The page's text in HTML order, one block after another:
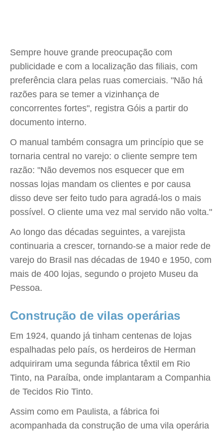
Sempre houve grande preocupação com
publicidade e com a localização das filiais, com
preferência clara pelas ruas comerciais. "Não há
razões para se temer a vizinhança de
concorrentes fortes", registra Góis a partir do
documento interno.
O manual também consagra um princípio que se
tornaria central no varejo: o cliente sempre tem
razão: "Não devemos nos esquecer que em
nossas lojas mandam os clientes e por causa
disso deve ser feito tudo para agradá-los o mais
possível. O cliente uma vez mal servido não volta."
Ao longo das décadas seguintes, a varejista
continuaria a crescer, tornando-se a maior rede de
varejo do Brasil nas décadas de 1940 e 1950, com
mais de 400 lojas, segundo o projeto Museu da
Pessoa.
Construção de vilas operárias
Em 1924, quando já tinham centenas de lojas
espalhadas pelo país, os herdeiros de Herman
adquiriram uma segunda fábrica têxtil em Rio
Tinto, na Paraíba, onde implantaram a Companhia
de Tecidos Rio Tinto.
Assim como em Paulista, a fábrica foi
acompanhada da construção de uma vila operária